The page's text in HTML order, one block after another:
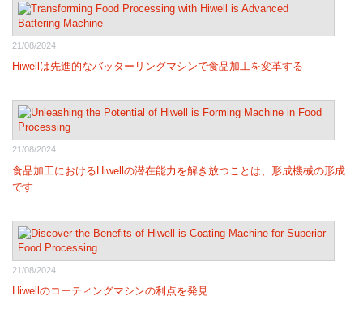
21/08/2024
Hiwellは先進的なバッターリングマシンで食品加工を変革する
21/08/2024
食品加工におけるHiwellの潜在能力を解き放つことは、形成機械の形成
です
21/08/2024
Hiwellのコーティングマシンの利点を発見